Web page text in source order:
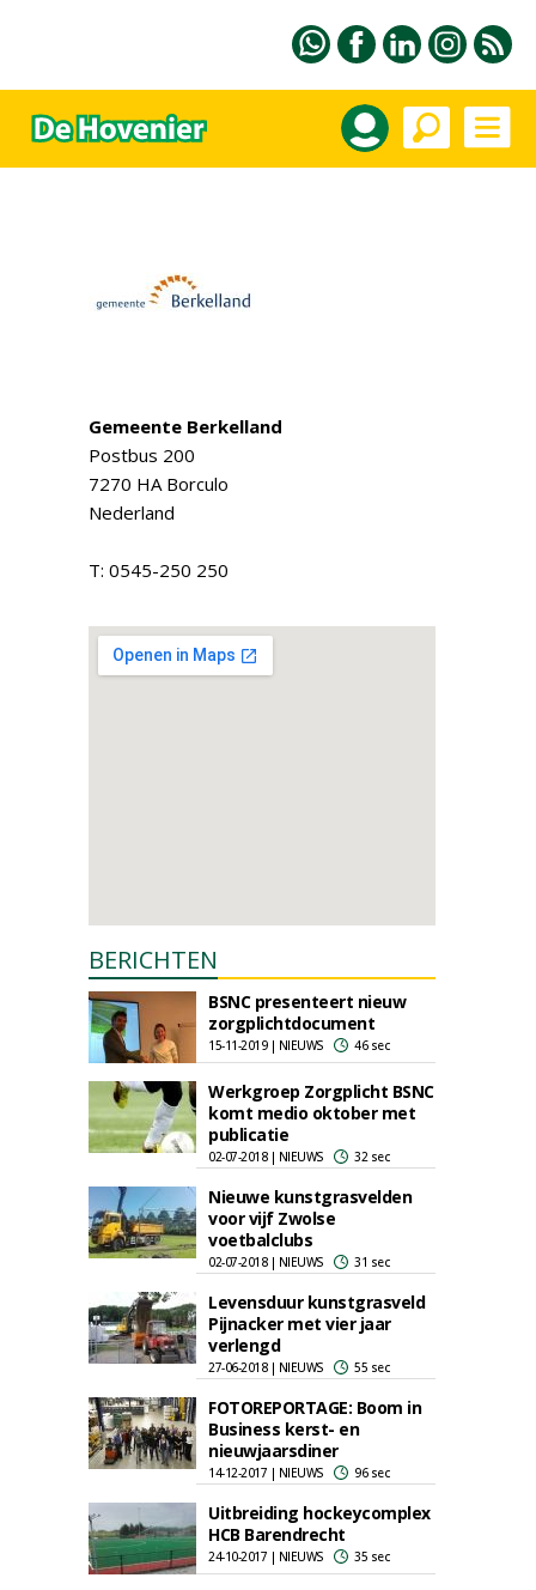
Gemeente Berkelland
Postbus 200
7270 HA Borculo
Nederland
T: 0545-250 250
BERICHTEN
BSNC presenteert nieuw
zorgplichtdocument
15-11-2019 | NIEUWS 46 sec
Werkgroep Zorgplicht BSNC
komt medio oktober met
publicatie
02-07-2018 | NIEUWS 32 sec
Nieuwe kunstgrasvelden
voor vijf Zwolse
voetbalclubs
02-07-2018 | NIEUWS 31 sec
Levensduur kunstgrasveld
Pijnacker met vier jaar
verlengd
27-06-2018 | NIEUWS 55 sec
FOTOREPORTAGE: Boom in
Business kerst- en
nieuwjaarsdiner
14-12-2017 | NIEUWS 96 sec
Uitbreiding hockeycomplex
HCB Barendrecht
24-10-2017 | NIEUWS 35 sec